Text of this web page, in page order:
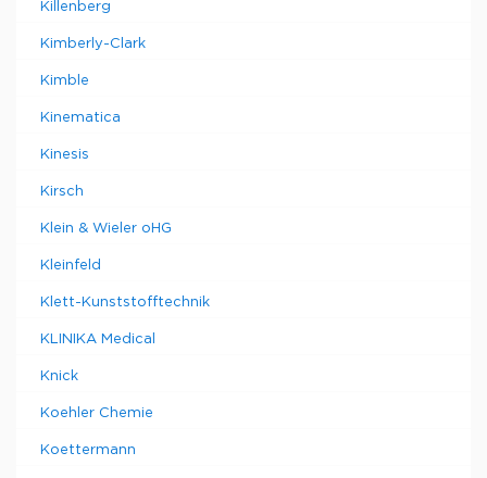
Killenberg
Kimberly-Clark
Kimble
Kinematica
Kinesis
Kirsch
Klein & Wieler oHG
Kleinfeld
Klett-Kunststofftechnik
KLINIKA Medical
Knick
Koehler Chemie
Koettermann